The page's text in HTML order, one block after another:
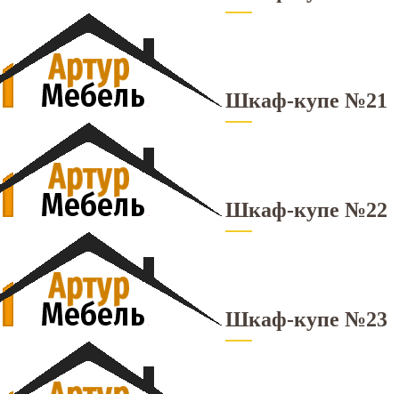
Шкаф-купе №21
Шкаф-купе №22
Шкаф-купе №23